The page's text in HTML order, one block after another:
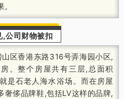
,公司财物被扣
区香港东路316号弄海园小区,
。整个房屋共有三层,总面积
是石老人海水浴场。而在房屋
奢侈品牌鞋,包括LV这样的品牌,